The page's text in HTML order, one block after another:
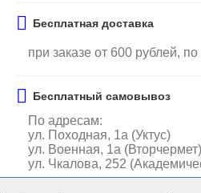
Бесплатная доставка
при заказе от 600 рублей, по
Бесплатный самовывоз
По адресам:
ул. Походная, 1а (Уктус)
ул. Военная, 1а (Вторчермет)
ул. Чкалова, 252